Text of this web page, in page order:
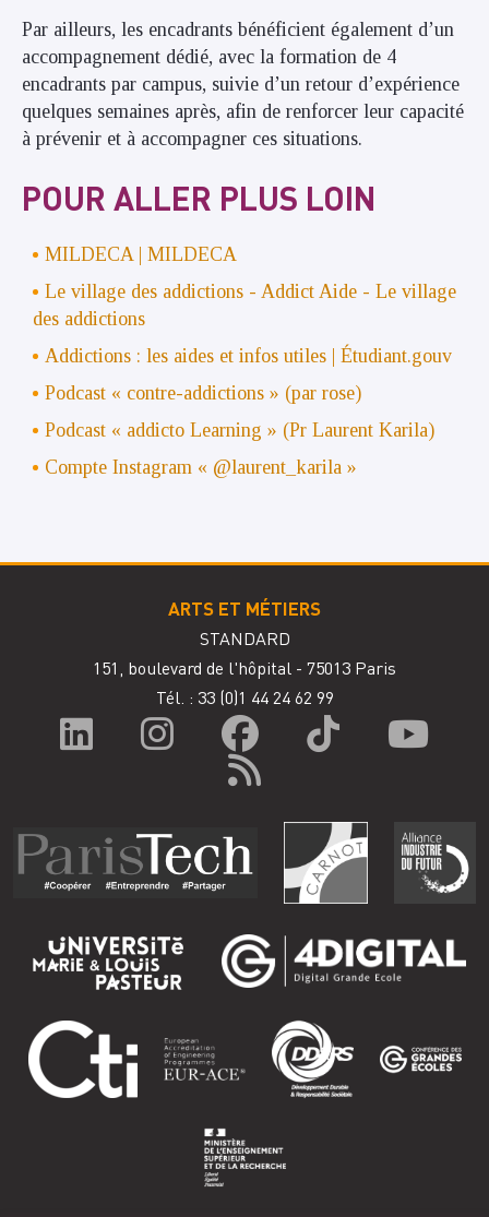
Par ailleurs, les encadrants bénéficient également d’un
accompagnement dédié, avec la formation de 4
encadrants par campus, suivie d’un retour d’expérience
quelques semaines après, afin de renforcer leur capacité
à prévenir et à accompagner ces situations.
POUR ALLER PLUS LOIN
MILDECA | MILDECA
Le village des addictions - Addict Aide - Le village
des addictions
Addictions : les aides et infos utiles | Étudiant.gouv
Podcast « contre-addictions » (par rose)
Podcast « addicto Learning » (Pr Laurent Karila)
Compte Instagram « @laurent_karila »
ARTS ET MÉTIERS
STANDARD
151, boulevard de l'hôpital - 75013 Paris
Tél. : 33 (0)1 44 24 62 99